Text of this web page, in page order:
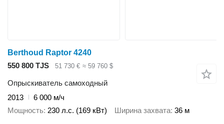
Berthoud Raptor 4240
550 800 TJS
51 730 € ≈ 59 760 $
Опрыскиватель самоходный
2013
6 000 м/ч
Мощность 230 л.с. (169 кВт) Ширина захвата 36 м